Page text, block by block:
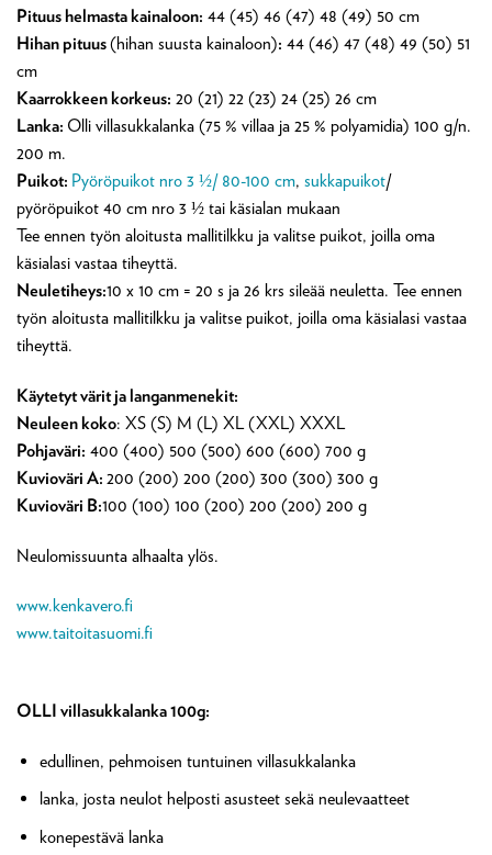
Pituus helmasta kainaloon: 44 (45) 46 (47) 48 (49) 50 cm
Hihan pituus(hihan suusta kainaloon): 44 (46) 47 (48) 49 (50) 51
cm
Kaarrokkeen korkeus: 20 (21) 22 (23) 24 (25) 26 cm
Lanka: Olli villasukkalanka (75 % villaa ja 25 % polyamidia) 100 g/n.
200 m.
Puikot: Pyöröpuikot nro 3 ½/ 80-100 cm, sukkapuikot/
pyöröpuikot 40 cm nro 3 ½ tai käsialan mukaan
Tee ennen työn aloitusta mallitilkku ja valitse puikot, joilla oma
käsialasi vastaa tiheyttä.
Neuletiheys:10 x 10 cm = 20 s ja 26 krs sileää neuletta. Tee ennen
työn aloitusta mallitilkku ja valitse puikot, joilla oma käsialasi vastaa
tiheyttä.
Käytetyt värit ja langanmenekit:
Neuleen koko: XS (S) M (L) XL (XXL) XXXL
Pohjaväri: 400 (400) 500 (500) 600 (600) 700 g
Kuvioväri A: 200 (200) 200 (200) 300 (300) 300 g
Kuvioväri B:100 (100) 100 (200) 200 (200) 200 g
Neulomissuunta alhaalta ylös.
www.kenkavero.fi
www.taitoitasuomi.fi
OLLI villasukkalanka 100g:
edullinen, pehmoisen tuntuinen villasukkalanka
lanka, josta neulot helposti asusteet sekä neulevaatteet
konepestävä lanka